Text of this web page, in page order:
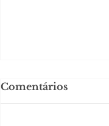
Comentários